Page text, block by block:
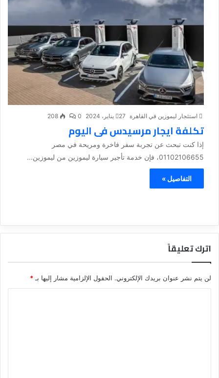
استئجار ليموزين في القاهرة 27 يناير، 2024 0
208
تكلفة ايجار مرسيدس فى اليوم
إذا كنت تبحث عن تجربة سفر فاخرة ومريحة في مصر
01102106655، فإن خدمة تأجير سيارة ليموزين من ليموزين...
التفاصيل »
اترك تعليقاً
لن يتم نشر عنوان بريدك الإلكتروني. الحقول الإلزامية مشار إليها بـ *